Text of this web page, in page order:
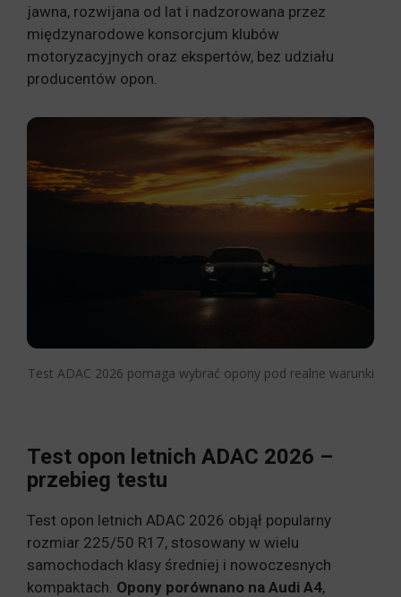
jawna, rozwijana od lat i nadzorowana przez
międzynarodowe konsorcjum klubów
motoryzacyjnych oraz ekspertów, bez udziału
producentów opon.
Test ADAC 2026 pomaga wybrać opony pod realne warunki
Test opon letnich ADAC 2026 –
przebieg testu
Test opon letnich ADAC 2026 objął popularny
rozmiar 225/50 R17, stosowany w wielu
samochodach klasy średniej i nowoczesnych
kompaktach. Opony porównano na Audi A4,